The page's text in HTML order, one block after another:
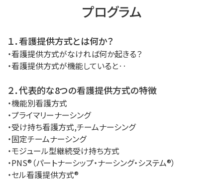
プログラム
１．看護提供方式とは何か？
・看護提供方式がなければ何か起きる？
・看護提供方式が機能していると‥
２．代表的な8つの看護提供方式の特徴
・機能別看護方式
・プライマリーナーシング
・受け持ち看護方式,チームナーシング
・固定チームナーシング
・モジュール型継続受け持ち方式
・PNS®（パートナーシップ・ナーシング・システム®）
・セル看護提供方式®